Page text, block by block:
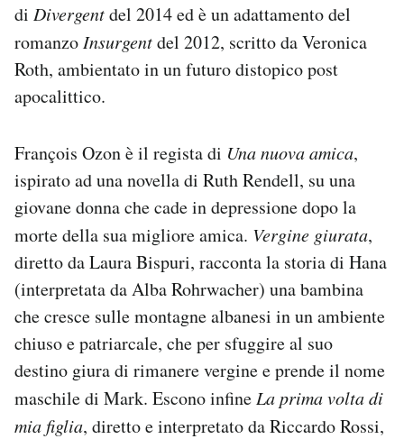
di Divergentdel 2014 ed è un adattamento del
romanzo Insurgentdel 2012, scritto da Veronica
Roth, ambientato in un futuro distopico post
apocalittico.
François Ozon è il regista di Una nuova amica,
ispirato ad una novella di Ruth Rendell, su una
giovane donna che cade in depressione dopo la
morte della sua migliore amica. Vergine giurata,
diretto da Laura Bispuri, racconta la storia di Hana
(interpretata da Alba Rohrwacher) una bambina
che cresce sulle montagne albanesi in un ambiente
chiuso e patriarcale, che per sfuggire al suo
destino giura di rimanere vergine e prende il nome
maschile di Mark. Escono infine La prima volta di
mia figlia, diretto e interpretato da Riccardo Rossi,